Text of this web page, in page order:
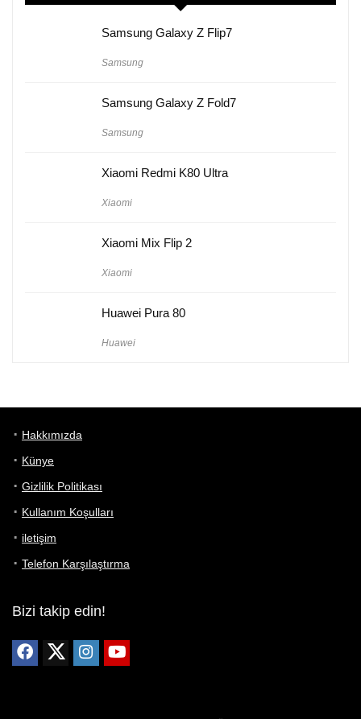
Samsung Galaxy Z Flip7
Samsung
Samsung Galaxy Z Fold7
Samsung
Xiaomi Redmi K80 Ultra
Xiaomi
Xiaomi Mix Flip 2
Xiaomi
Huawei Pura 80
Huawei
Hakkımızda
Künye
Gizlilik Politikası
Kullanım Koşulları
iletişim
Telefon Karşılaştırma
Bizi takip edin!